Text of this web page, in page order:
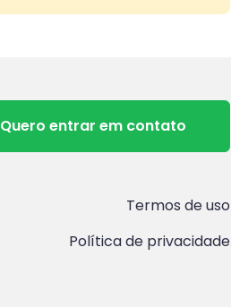
Quero entrar em contato
Termos de uso
Política de privacidade